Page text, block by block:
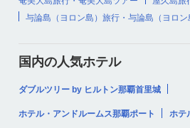
与論島（ヨロン島）旅行・与論島（ヨロン
国内の人気ホテル
ダブルツリー by ヒルトン那覇首里城
ホテル・アンドルームス那覇ポート ホテ